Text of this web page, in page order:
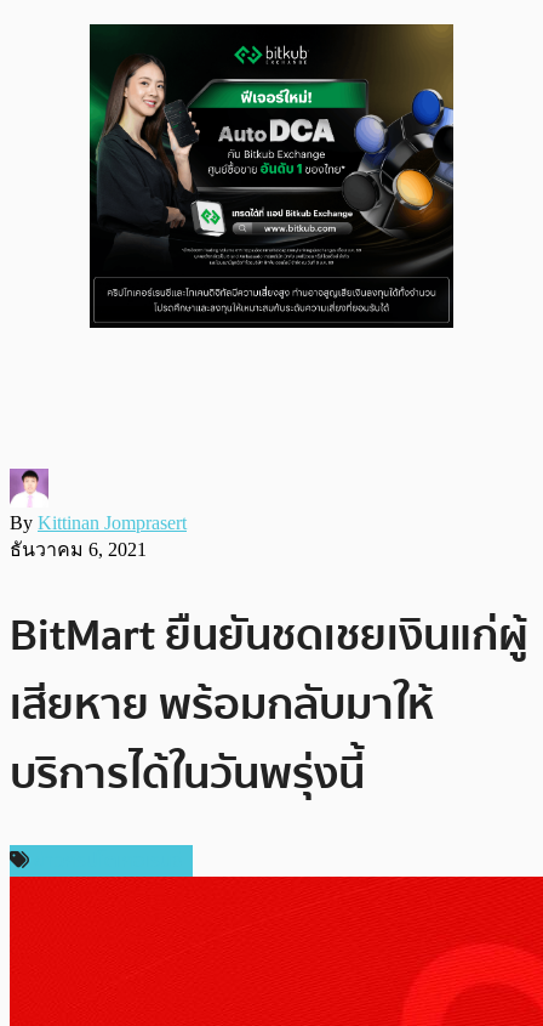
By Kittinan Jomprasert
ธันวาคม 6, 2021
BitMart ยืนยันชดเชยเงินแก่ผู้
เสียหาย พร้อมกลับมาให้
บริการได้ในวันพรุ่งนี้